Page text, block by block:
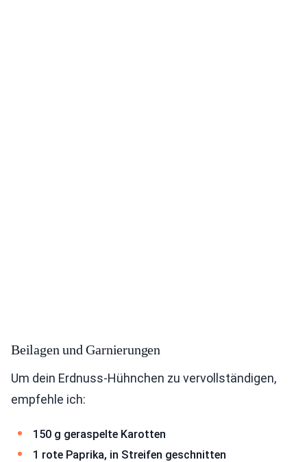
Beilagen und Garnierungen
Um dein Erdnuss-Hühnchen zu vervollständigen,
empfehle ich:
150 g geraspelte Karotten
1 rote Paprika, in Streifen geschnitten